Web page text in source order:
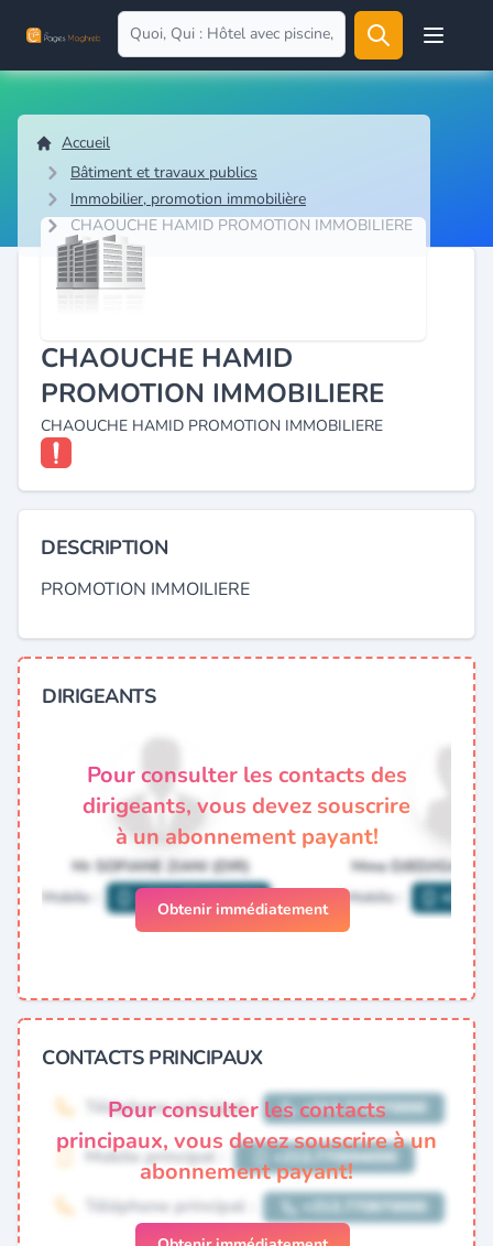
Open
Accueil
Bâtiment et travaux publics
Immobilier, promotion immobilière
CHAOUCHE HAMID PROMOTION IMMOBILIERE
CHAOUCHE HAMID
PROMOTION IMMOBILIERE
CHAOUCHE HAMID PROMOTION IMMOBILIERE
DESCRIPTION
PROMOTION IMMOILIERE
DIRIGEANTS
Pour consulter les contacts des
dirigeants, vous devez souscrire
à un abonnement payant!
Obtenir immédiatement
CONTACTS PRINCIPAUX
Pour consulter les contacts
principaux, vous devez souscrire à un
abonnement payant!